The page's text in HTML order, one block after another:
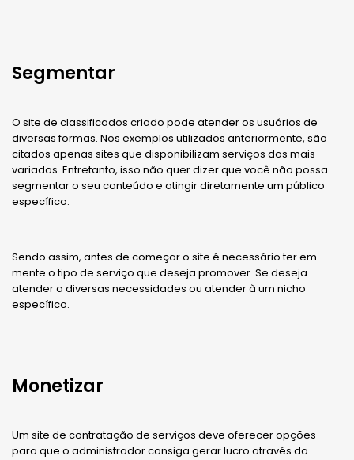
Segmentar
O site de classificados criado pode atender os usuários de
diversas formas. Nos exemplos utilizados anteriormente, são
citados apenas sites que disponibilizam serviços dos mais
variados. Entretanto, isso não quer dizer que você não possa
segmentar o seu conteúdo e atingir diretamente um público
específico.
Sendo assim, antes de começar o site é necessário ter em
mente o tipo de serviço que deseja promover. Se deseja
atender a diversas necessidades ou atender à um nicho
específico.
Monetizar
Um site de contratação de serviços deve oferecer opções
para que o administrador consiga gerar lucro através da